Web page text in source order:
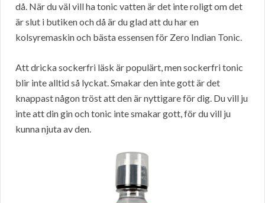
då. När du väl vill ha tonic vatten är det inte roligt om det
är slut i butiken och då är du glad att du har en
kolsyremaskin och bästa essensen för Zero Indian Tonic.
Att dricka sockerfri läsk är populärt, men sockerfri tonic
blir inte alltid så lyckat. Smakar den inte gott är det
knappast någon tröst att den är nyttigare för dig. Du vill ju
inte att din gin och tonic inte smakar gott, för du vill ju
kunna njuta av den.